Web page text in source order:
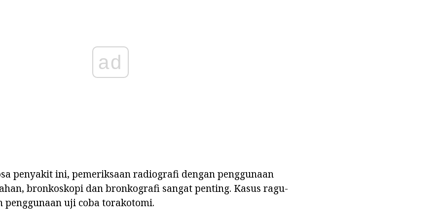
ad
penyakit ini, pemeriksaan radiografi dengan penggunaan
bronkoskopi dan bronkografi sangat penting. Kasus ragu-
penggunaan uji coba torakotomi.